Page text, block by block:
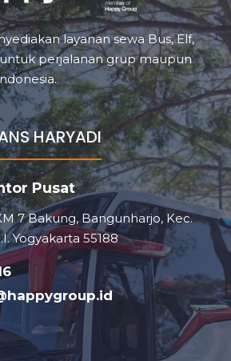
layanan sewa Bus, Elf,
perjalanan grup maupun
HARYADI
Pusat
7 Bakung, Bangunharjo, Kec.
Yogyakarta 55188